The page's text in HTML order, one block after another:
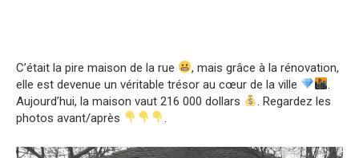
C’était la pire maison de la rue
, mais grâce à la rénovation,
elle est devenue un véritable trésor au cœur de la ville
.
Aujourd’hui, la maison vaut 216 000 dollars
. Regardez les
photos avant/après
.